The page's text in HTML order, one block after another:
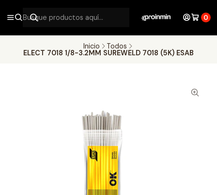
0
Inicio
Todos
ELECT 7018 1/8-3.2MM SUREWELD 7018 (5K) ESAB